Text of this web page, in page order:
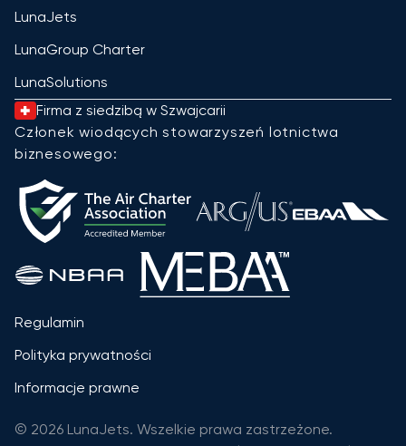
LunaJets
LunaGroup Charter
LunaSolutions
Firma z siedzibą w Szwajcarii
Członek wiodących stowarzyszeń lotnictwa
biznesowego:
Regulamin
Polityka prywatności
Informacje prawne
© 2026 LunaJets. Wszelkie prawa zastrzeżone.